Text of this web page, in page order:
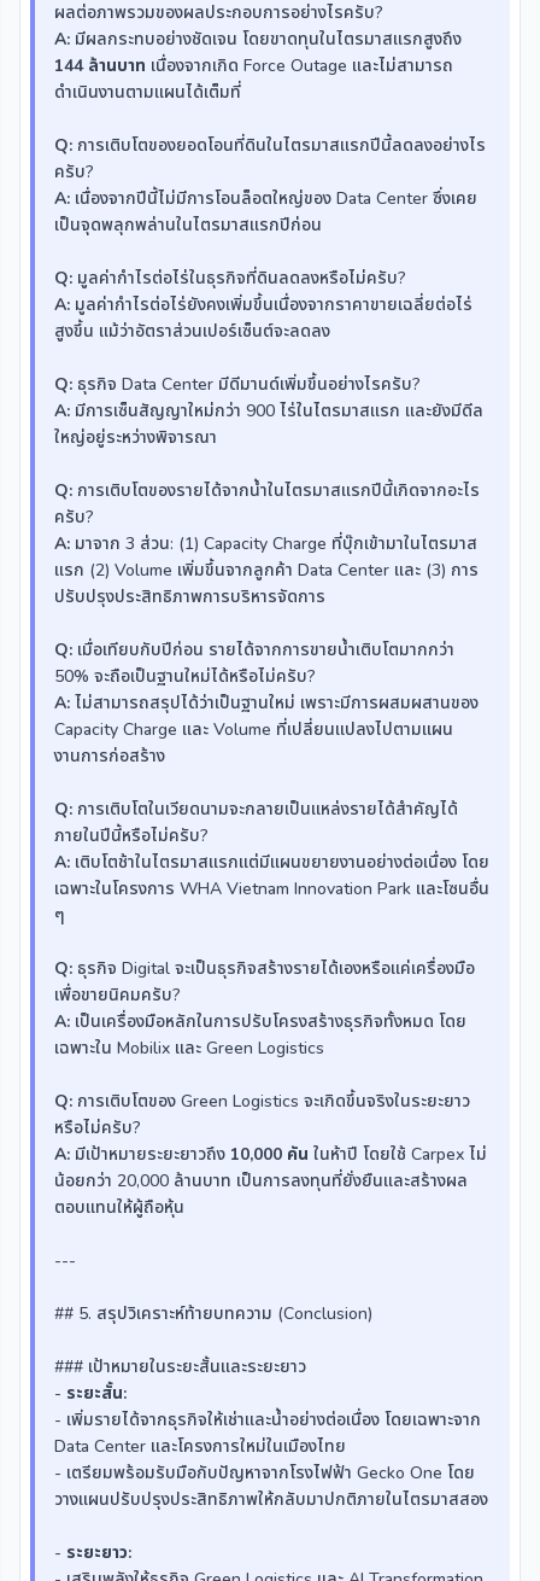
ผลต่อภาพรวมของผลประกอบการอย่างไรครับ?
A: มีผลกระทบอย่างชัดเจน โดยขาดทุนในไตรมาสแรกสูงถึง
144 ล้านบาท เนื่องจากเกิด Force Outage และไม่สามารถ
ดำเนินงานตามแผนได้เต็มที่
Q: การเติบโตของยอดโอนที่ดินในไตรมาสแรกปีนี้ลดลงอย่างไร
ครับ?
A: เนื่องจากปีนี้ไม่มีการโอนล็อตใหญ่ของ Data Center ซึ่งเคย
เป็นจุดพลุกพล่านในไตรมาสแรกปีก่อน
Q: มูลค่ากำไรต่อไร่ในธุรกิจที่ดินลดลงหรือไม่ครับ?
A: มูลค่ากำไรต่อไร่ยังคงเพิ่มขึ้นเนื่องจากราคาขายเฉลี่ยต่อไร่
สูงขึ้น แม้ว่าอัตราส่วนเปอร์เซ็นต์จะลดลง
Q: ธุรกิจ Data Center มีดีมานด์เพิ่มขึ้นอย่างไรครับ?
A: มีการเซ็นสัญญาใหม่กว่า 900 ไร่ในไตรมาสแรก และยังมีดีล
ใหญ่อยู่ระหว่างพิจารณา
Q: การเติบโตของรายได้จากน้ำในไตรมาสแรกปีนี้เกิดจากอะไร
ครับ?
A: มาจาก 3 ส่วน: (1) Capacity Charge ที่บุ๊กเข้ามาในไตรมาส
แรก (2) Volume เพิ่มขึ้นจากลูกค้า Data Center และ (3) การ
ปรับปรุงประสิทธิภาพการบริหารจัดการ
Q: เมื่อเทียบกับปีก่อน รายได้จากการขายน้ำเติบโตมากกว่า
50% จะถือเป็นฐานใหม่ได้หรือไม่ครับ?
A: ไม่สามารถสรุปได้ว่าเป็นฐานใหม่ เพราะมีการผสมผสานของ
Capacity Charge และ Volume ที่เปลี่ยนแปลงไปตามแผน
งานการก่อสร้าง
Q: การเติบโตในเวียดนามจะกลายเป็นแหล่งรายได้สำคัญได้
ภายในปีนี้หรือไม่ครับ?
A: เติบโตช้าในไตรมาสแรกแต่มีแผนขยายงานอย่างต่อเนื่อง โดย
เฉพาะในโครงการ WHA Vietnam Innovation Park และโซนอื่น
ๆ
Q: ธุรกิจ Digital จะเป็นธุรกิจสร้างรายได้เองหรือแค่เครื่องมือ
เพื่อขายนิคมครับ?
A: เป็นเครื่องมือหลักในการปรับโครงสร้างธุรกิจทั้งหมด โดย
เฉพาะใน Mobilix และ Green Logistics
Q: การเติบโตของ Green Logistics จะเกิดขึ้นจริงในระยะยาว
หรือไม่ครับ?
A: มีเป้าหมายระยะยาวถึง 10,000 คัน ในห้าปี โดยใช้ Carpex ไม่
น้อยกว่า 20,000 ล้านบาท เป็นการลงทุนที่ยั่งยืนและสร้างผล
ตอบแทนให้ผู้ถือหุ้น
---
## 5. สรุปวิเคราะห์ท้ายบทความ (Conclusion)
### เป้าหมายในระยะสั้นและระยะยาว
- ระยะสั้น:
- เพิ่มรายได้จากธุรกิจให้เช่าและน้ำอย่างต่อเนื่อง โดยเฉพาะจาก
Data Center และโครงการใหม่ในเมืองไทย
- เตรียมพร้อมรับมือกับปัญหาจากโรงไฟฟ้า Gecko One โดย
วางแผนปรับปรุงประสิทธิภาพให้กลับมาปกติภายในไตรมาสสอง
- ระยะยาว: